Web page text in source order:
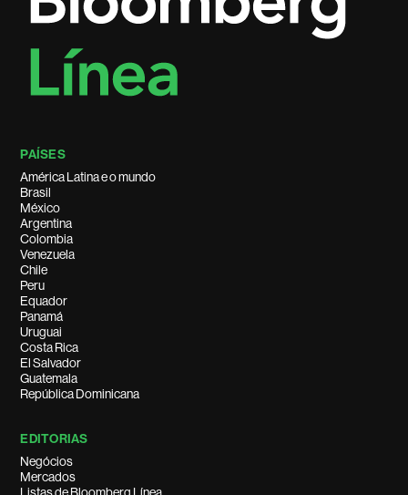
PAÍSES
América Latina e o mundo
Brasil
México
Argentina
Colombia
Venezuela
Chile
Peru
Equador
Panamá
Uruguai
Costa Rica
El Salvador
Guatemala
República Dominicana
EDITORIAS
Negócios
Mercados